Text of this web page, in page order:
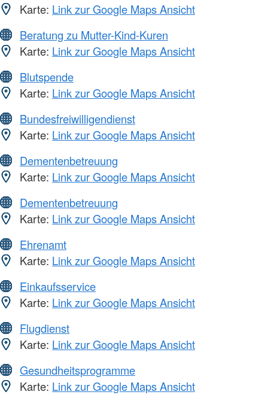
Karte: Link zur Google Maps Ansicht
Beratung zu Mutter-Kind-Kuren
Karte: Link zur Google Maps Ansicht
Blutspende
Karte: Link zur Google Maps Ansicht
Bundesfreiwilligendienst
Karte: Link zur Google Maps Ansicht
Dementenbetreuung
Karte: Link zur Google Maps Ansicht
Dementenbetreuung
Karte: Link zur Google Maps Ansicht
Ehrenamt
Karte: Link zur Google Maps Ansicht
Einkaufsservice
Karte: Link zur Google Maps Ansicht
Flugdienst
Karte: Link zur Google Maps Ansicht
Gesundheitsprogramme
Karte: Link zur Google Maps Ansicht